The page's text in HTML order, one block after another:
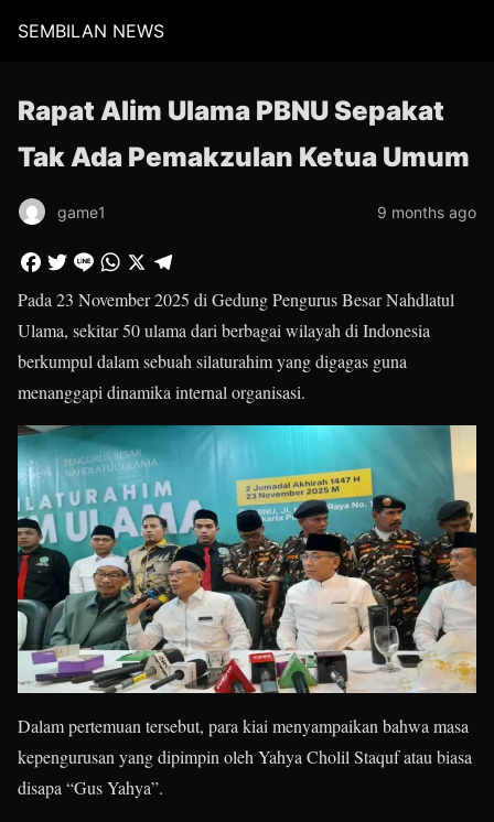
SEMBILAN NEWS
Rapat Alim Ulama PBNU Sepakat
Tak Ada Pemakzulan Ketua Umum
game1 9 months ago
Pada 23 November 2025 di Gedung Pengurus Besar Nahdlatul
Ulama, sekitar 50 ulama dari berbagai wilayah di Indonesia
berkumpul dalam sebuah silaturahim yang digagas guna
menanggapi dinamika internal organisasi.
Dalam pertemuan tersebut, para kiai menyampaikan bahwa masa
kepengurusan yang dipimpin oleh Yahya Cholil Staquf atau biasa
disapa “Gus Yahya”.